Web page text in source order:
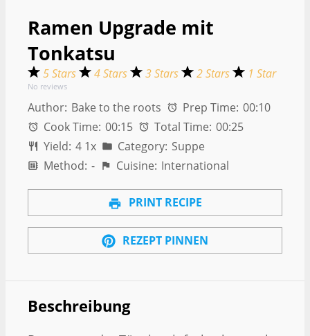
Ramen Upgrade mit
Tonkatsu
5 Stars 4 Stars 3 Stars 2 Stars 1 Star
No reviews
Author: Bake to the roots Prep Time: 00:10
Cook Time: 00:15 Total Time: 00:25
Yield: 4 1x Category: Suppe
Method: - Cuisine: International
PRINT RECIPE
REZEPT PINNEN
Beschreibung